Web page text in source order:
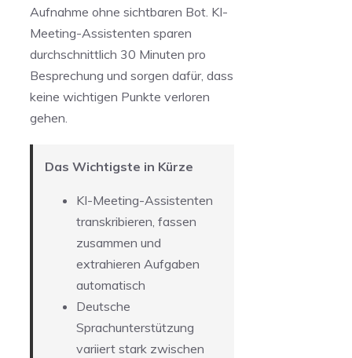
Aufnahme ohne sichtbaren Bot. KI-
Meeting-Assistenten sparen
durchschnittlich 30 Minuten pro
Besprechung und sorgen dafür, dass
keine wichtigen Punkte verloren
gehen.
Das Wichtigste in Kürze
KI-Meeting-Assistenten
transkribieren, fassen
zusammen und
extrahieren Aufgaben
automatisch
Deutsche
Sprachunterstützung
variiert stark zwischen